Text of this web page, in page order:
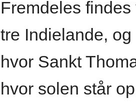
Fremdeles
tre Indielande,
hvor Sankt
hvor solen står